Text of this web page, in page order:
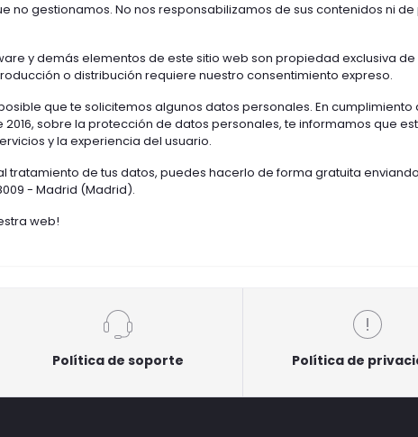
no gestionamos. No nos responsabilizamos de sus contenidos ni de
y demás elementos de este sitio web son propiedad exclusiva de
o distribución requiere nuestro consentimiento expreso.
que te solicitemos algunos datos personales. En cumplimiento
sobre la protección de datos personales, te informamos que
y la experiencia del usuario.
de tus datos, puedes hacerlo de forma gratuita
- Madrid (Madrid).
web!
Política de soporte Política de